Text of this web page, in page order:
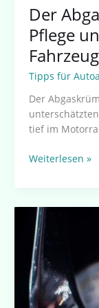
Der
Pflege
Tipps für
Der
tief im
Weiterlesen »
Der
Abgaskrümmer
Funktion,
Pflege
und
warum